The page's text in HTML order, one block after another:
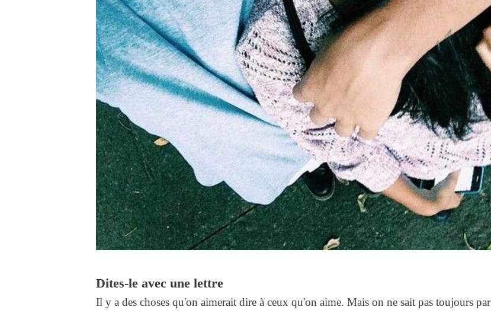
Dites-le avec une lettre
Il y a des choses qu'on aimerait dire à ceux qu'on aime. Mais on ne sait pas toujours par